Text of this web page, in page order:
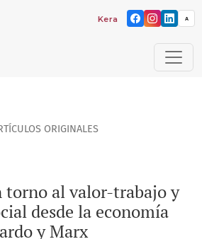
Kera yvoty: reflexiones
A
al valor-trabajo y al bienestar social
ORIGINALES
torno al valor-trabajo y
desde la economía
y Marx